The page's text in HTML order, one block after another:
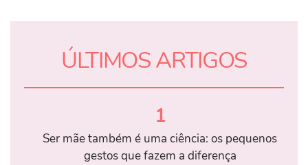
ÚLTIMOS ARTIGOS
1
Ser mãe também é uma ciência: os pequenos
gestos que fazem a diferença